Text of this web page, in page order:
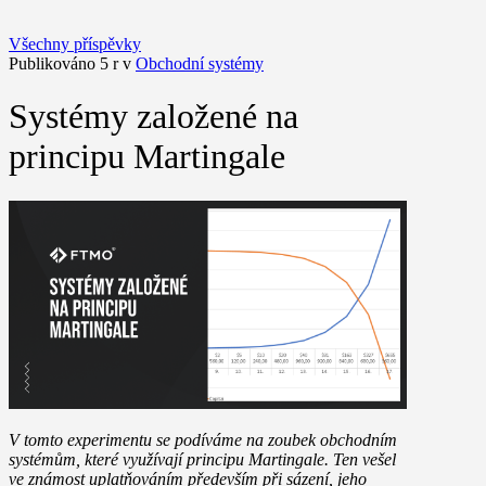
Všechny příspěvky
Publikováno 5 r v Obchodní systémy
Systémy založené na
principu Martingale
V tomto experimentu se podíváme na zoubek obchodním
systémům, které využívají principu Martingale. Ten vešel
ve známost uplatňováním především při sázení, jeho